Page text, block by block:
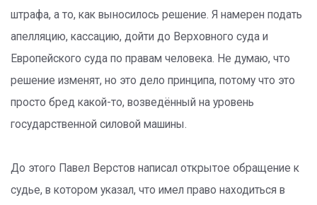
штрафа, а то, как выносилось решение. Я намерен подать
апелляцию, кассацию, дойти до Верховного суда и
Европейского суда по правам человека. Не думаю, что
решение изменят, но это дело принципа, потому что это
просто бред какой-то, возведённый на уровень
государственной силовой машины.
До этого Павел Верстов написал открытое обращение к
судье, в котором указал, что имел право находиться в